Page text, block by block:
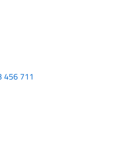
456 711